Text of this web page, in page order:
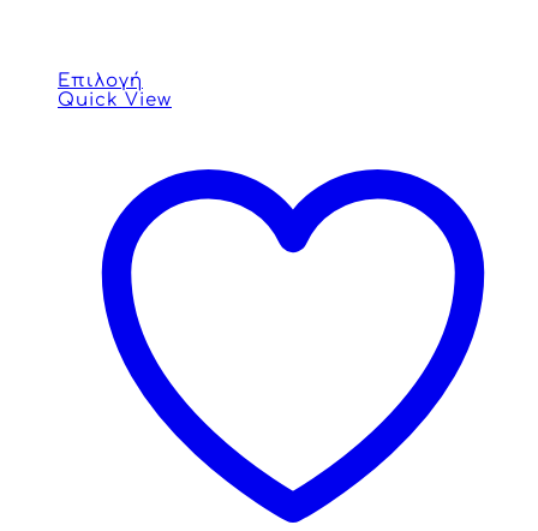
Επιλογή
Quick View